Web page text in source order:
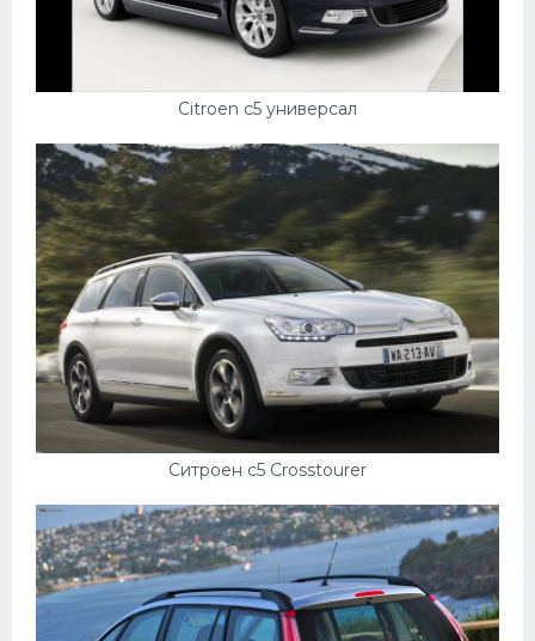
Citroen c5 универсал
Ситроен с5 Crosstourer